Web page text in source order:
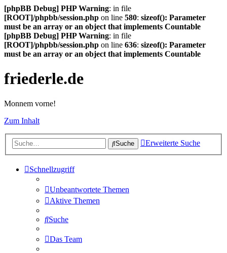
[phpBB Debug] PHP Warning: in file
[ROOT]/phpbb/session.php on line 580: sizeof(): Parameter
must be an array or an object that implements Countable
[phpBB Debug] PHP Warning: in file
[ROOT]/phpbb/session.php on line 636: sizeof(): Parameter
must be an array or an object that implements Countable
friederle.de
Monnem vorne!
Zum Inhalt
Suche Erweiterte Suche
Schnellzugriff
Unbeantwortete Themen
Aktive Themen
Suche
Das Team